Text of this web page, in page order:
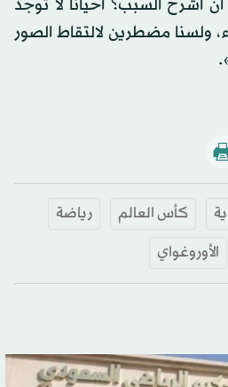
أشرح السبب؟ أحياناً لا توجد
مضطرين لالتقاط الصور
كأس العالم
رياضة
الأوروغواي